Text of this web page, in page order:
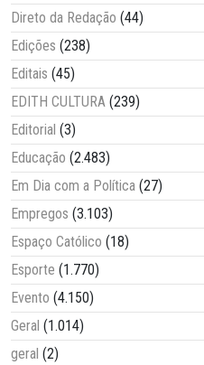
Direto da Redação (44)
Edições (238)
Editais (45)
EDITH CULTURA (239)
Editorial (3)
Educação (2.483)
Em Dia com a Política (27)
Empregos (3.103)
Espaço Católico (18)
Esporte (1.770)
Evento (4.150)
Geral (1.014)
geral (2)